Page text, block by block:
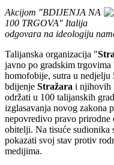
Akcijom "BDIJENJA NA
100 TRGOVA" Italija
odgovara na ideologiju
Talijanska organizacija "
javno po gradskim
homofobije, sutra u nedjelju
bdijenje Stražara i njihovih
održati u 100 talijanskih
izglasavanja novog zakona
nepovredivo pravo prirodne
obitelji. Na tisuće sudionika
pokazati svoj stav protiv
medijima.